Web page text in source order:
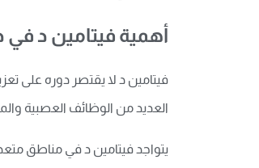
أهمية فيتامين د في
فيتامين د لا يقتصر دوره على
العديد من الوظائف العصبية
يتواجد فيتامين د في مناطق